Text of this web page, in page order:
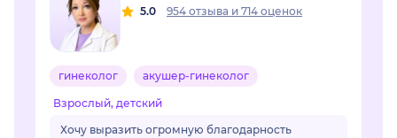
5.0 954 отзыва и 714 оценок
гинеколог акушер-гинеколог
Взрослый, детский
Хочу выразить огромную благодарность